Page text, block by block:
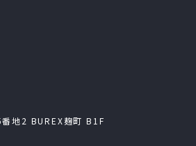
地2 BUREX麹町 B1F